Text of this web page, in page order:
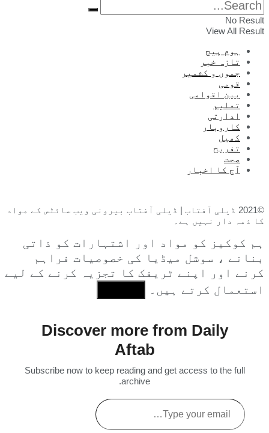
No Result
View All Result
ہوم پیج
تازہ خبر
جموں و کشمیر
قومی
بین اقوامی
تعلیم
ادارتی
کاروبار
کھیل
تفریح
صحت
آج کا اخبار
©2021 ڈیلی آفتاب | ڈیلی آفتاب بیرونی ویب سائٹس کے مواد
کا ذمہ دار نہیں ہے۔
ہم کوکیز کو مواد اور اشتہارات کو ذاتی
بنانے ، سوشل میڈیا کی خصوصیات فراہم
کرنے اور اپنے ٹریفک کا تجزیہ کرنے کے لیے
استعمال کرتے ہیں۔
Discover more from Daily
Aftab
Subscribe now to keep reading and get access to the full
archive.
Type
your